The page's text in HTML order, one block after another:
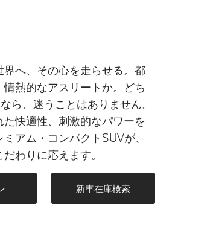
へ、その心を走らせる。都
熱的なアスリートか。どち
ら、迷うことはありません。
快適性、刺激的なパワーを
アム・コンパクトSUVが、
わりに応えます。
新車在庫検索